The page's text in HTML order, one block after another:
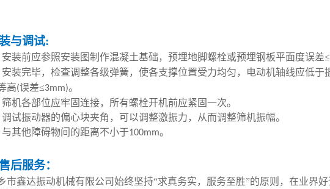
与调试:
安装前应参照安装图制作混凝土基础，预埋地脚螺栓或预埋钢板平面度误差≤
安装完毕，检查调整各级弹簧，使各支撑位置受力均匀，电动机轴线应低于
高(误差≤3mm)。
机各部位应牢固连接，所有螺栓开机前应紧固一次。
试振动器的偏心块夹角，可以调整激振力，从而调整筛机振幅。
与其他障碍物间的距离不小于100mm。
后服务：
市鑫达振动机械有限公司始终坚持“求真务实，服务至胜”的原则，在业界